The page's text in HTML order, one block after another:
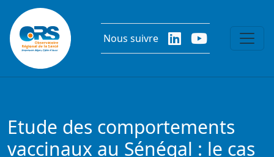
Aller au contenu principal
Nous suivre
Etude des comportements
vaccinaux au Sénégal : le cas